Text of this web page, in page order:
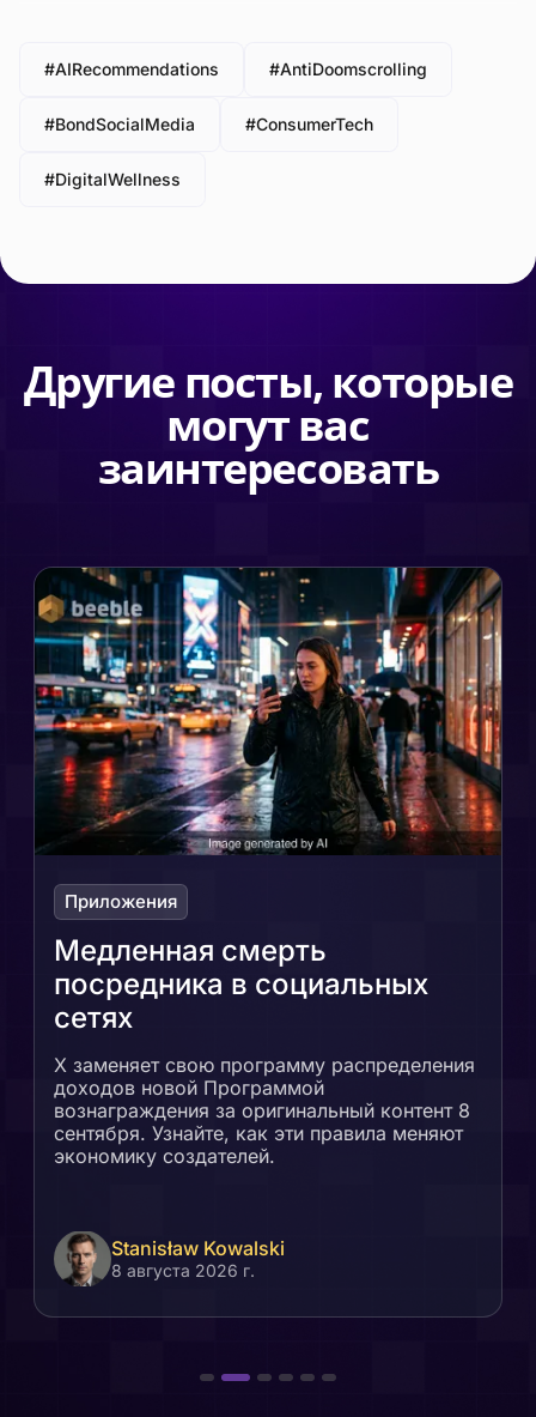
#AIRecommendations #AntiDoomscrolling
#BondSocialMedia #ConsumerTech
#DigitalWellness
Другие посты, которые
могут вас
заинтересовать
Приложения
Медленная смерть
посредника в социальных
сетях
X заменяет свою программу распределения
доходов новой Программой
вознаграждения за оригинальный контент 8
сентября. Узнайте, как эти правила меняют
экономику создателей.
Stanisław Kowalski
8 августа 2026 г.